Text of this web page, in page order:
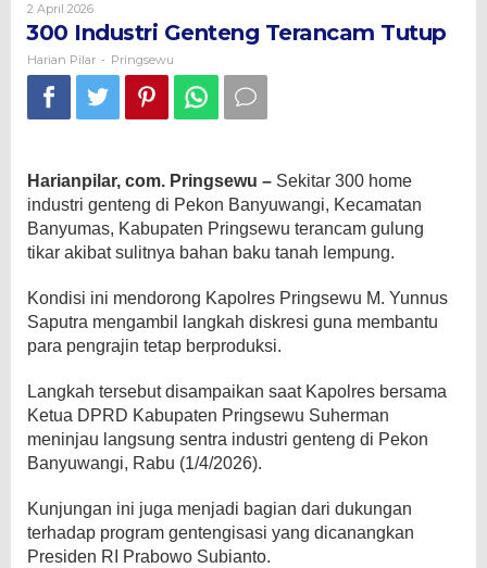
2 April 2026
Harian
Pilar
300 Industri Genteng Terancam Tutup
Harian Pilar - Pringsewu
Harianpilar, com. Pringsewu – Sekitar 300 home
industri genteng di Pekon Banyuwangi, Kecamatan
Banyumas, Kabupaten Pringsewu terancam gulung
tikar akibat sulitnya bahan baku tanah lempung.
Kondisi ini mendorong Kapolres Pringsewu M. Yunnus
Saputra mengambil langkah diskresi guna membantu
para pengrajin tetap berproduksi.
Langkah tersebut disampaikan saat Kapolres bersama
Ketua DPRD Kabupaten Pringsewu Suherman
meninjau langsung sentra industri genteng di Pekon
Banyuwangi, Rabu (1/4/2026).
Kunjungan ini juga menjadi bagian dari dukungan
terhadap program gentengisasi yang dicanangkan
Presiden RI Prabowo Subianto.